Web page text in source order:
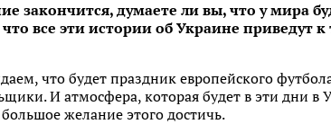
закончится, думаете ли вы, что у мира
все эти истории об Украине приведут
что будет праздник европейского
И атмосфера, которая будет в эти дни в
желание этого достичь.